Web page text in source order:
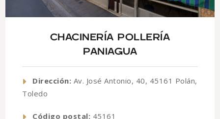
CHACINERÍA POLLERÍA
PANIAGUA
Dirección: Av. José Antonio, 40, 45161 Polán,
Toledo
Código postal: 45161